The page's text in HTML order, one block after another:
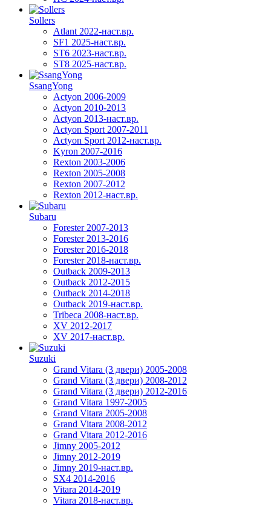
Sollers
Atlant 2022-наст.вр.
SF1 2025-наст.вр.
ST6 2023-наст.вр.
ST8 2025-наст.вр.
SsangYong
Actyon 2006-2009
Actyon 2010-2013
Actyon 2013-наст.вр.
Actyon Sport 2007-2011
Actyon Sport 2012-наст.вр.
Kyron 2007-2016
Rexton 2003-2006
Rexton 2005-2008
Rexton 2007-2012
Rexton 2012-наст.вр.
Subaru
Forester 2007-2013
Forester 2013-2016
Forester 2016-2018
Forester 2018-наст.вр.
Outback 2009-2013
Outback 2012-2015
Outback 2014-2018
Outback 2019-наст.вр.
Tribeca 2008-наст.вр.
XV 2012-2017
XV 2017-наст.вр.
Suzuki
Grand Vitara (3 двери) 2005-2008
Grand Vitara (3 двери) 2008-2012
Grand Vitara (3 двери) 2012-2016
Grand Vitara 1997-2005
Grand Vitara 2005-2008
Grand Vitara 2008-2012
Grand Vitara 2012-2016
Jimny 2005-2012
Jimny 2012-2019
Jimny 2019-наст.вр.
SX4 2014-2016
Vitara 2014-2019
Vitara 2018-наст.вр.